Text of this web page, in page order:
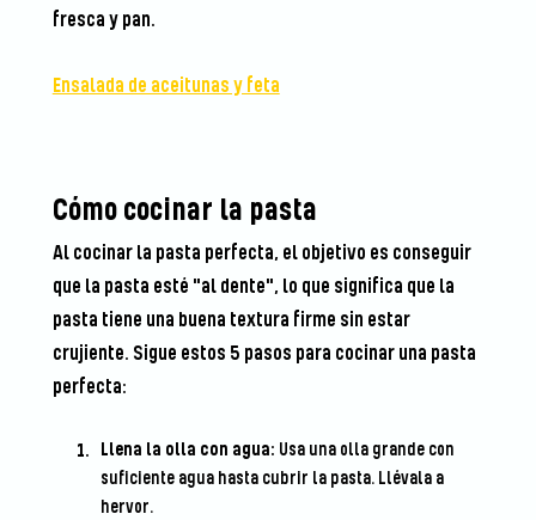
fresca y pan.
Ensalada de aceitunas y feta
Cómo cocinar la pasta
Al cocinar la pasta perfecta, el objetivo es conseguir
que la pasta esté "al dente", lo que significa que la
pasta tiene una buena textura firme sin estar
crujiente. Sigue estos 5 pasos para cocinar una pasta
perfecta:
Llena la olla con agua: Usa una olla grande con
suficiente agua hasta cubrir la pasta. Llévala a
hervor.